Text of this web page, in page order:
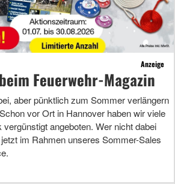
Anzeige
Feuerwehr-Magazin
aber pünktlich zum Sommer verlängern
vor Ort in Hannover haben wir viele
angeboten. Wer nicht dabei
im Rahmen unseres Sommer-Sales